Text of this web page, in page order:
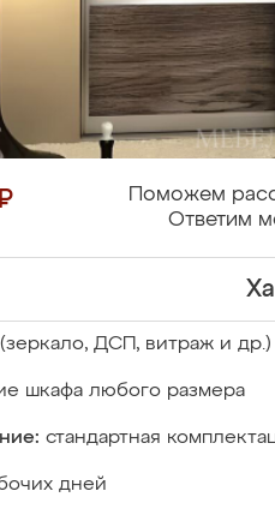
Поможем
Ответим
ДСП, витраж и др.)
шкафа любого размера
стандартная
дней